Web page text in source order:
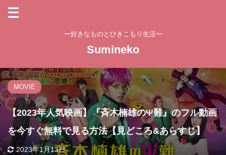
ー好きなものとひきこもり生活ー
Sumineko
MOVIE
【2023年人気映画】『斉木楠雄のΨ難』のフル動画
を今すぐ無料で見る方法【見どころ&あらすじ】
2023年1月13日